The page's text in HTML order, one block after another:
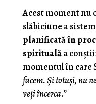
Acest moment nu
slăbiciune a
planificată în
spiritualăa
momentul în care
facem. Și totuși, nu
veți încerca.”